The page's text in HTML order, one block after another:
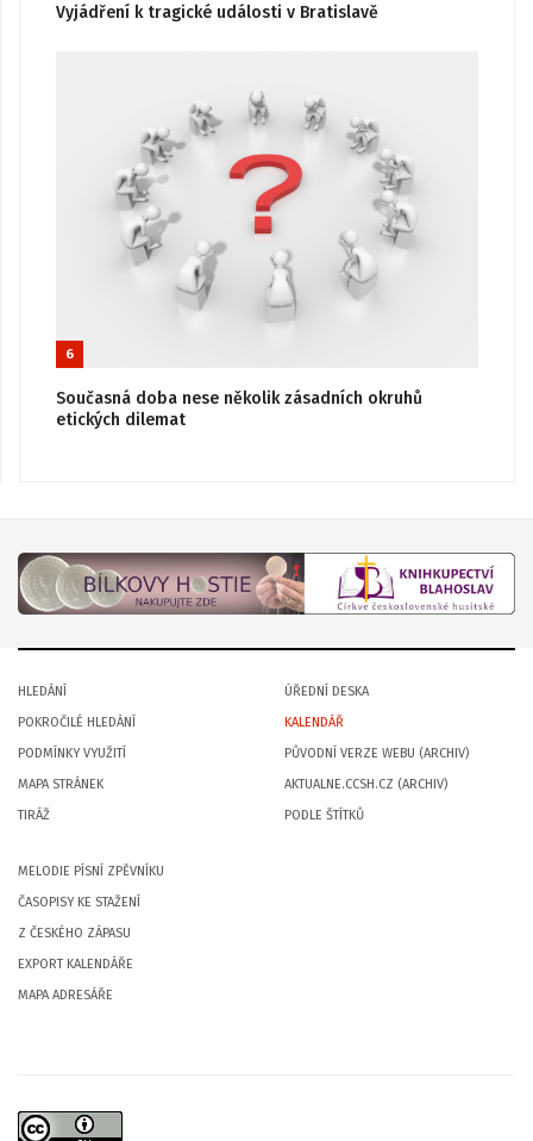
Vyjádření k tragické události v Bratislavě
6
Současná doba nese několik zásadních okruhů
etických dilemat
HLEDÁNÍ
POKROČILÉ HLEDÁNÍ
PODMÍNKY VYUŽITÍ
MAPA STRÁNEK
TIRÁŽ
ÚŘEDNÍ DESKA
KALENDÁŘ
PŮVODNÍ VERZE WEBU (ARCHIV)
AKTUALNE.CCSH.CZ (ARCHIV)
PODLE ŠTÍTKŮ
MELODIE PÍSNÍ ZPĚVNÍKU
ČASOPISY KE STAŽENÍ
Z ČESKÉHO ZÁPASU
EXPORT KALENDÁŘE
MAPA ADRESÁŘE